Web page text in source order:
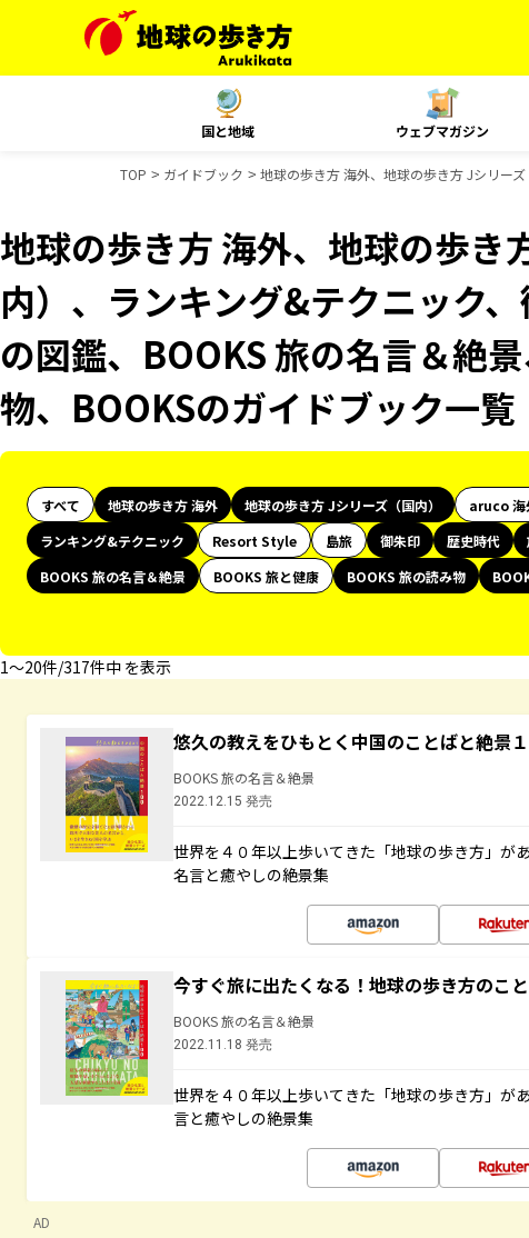
国と地域 ウェブマガジン
TOP ガイドブック 地球の歩き方 海外、地球の歩き方 Jシリー
地球の歩き方 海外、地球の歩き
内）、ランキング&テクニック
の図鑑、BOOKS 旅の名言＆絶
物、BOOKSのガイドブック一覧
すべて 地球の歩き方 海外 地球の歩き方 Jシリーズ（国内） aruco 海
ランキング&テクニック
Resort Style 島旅 御朱印 歴史時代
BOOKS 旅の名言＆絶景
BOOKS 旅と健康 BOOKS 旅の読み物
1〜20件/317件中 を表示
悠久の教えをひもとく中国のことばと絶景
BOOKS 旅の名言＆絶景
2022.12.15 発売
世界を４０年以上歩いてきた「地球の歩き方」が
名言と癒やしの絶景集
今すぐ旅に出たくなる！地球の歩き方のこ
BOOKS 旅の名言＆絶景
2022.11.18 発売
世界を４０年以上歩いてきた「地球の歩き方」が
言と癒やしの絶景集
AD